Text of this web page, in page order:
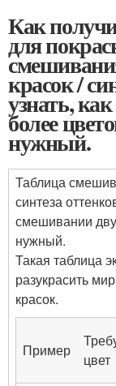
Как
для
красок /
узнать,
более
нужный.
Таблица
синтеза
смешивании
нужный.
Такая таблица
разукрасить
красок.
Пример
цвет